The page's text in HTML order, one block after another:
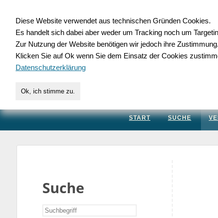
für Handwerk,
START SUCHE
Suche
Diese Website verwendet aus technischen Gründen Cookies.
Es handelt sich dabei aber weder um Tracking noch um
Zur Nutzung der Website benötigen wir jedoch ihre Zustimmung.
Klicken Sie auf Ok wenn Sie dem Einsatz der Cookies
Datenschutzerklärung
Ok, ich stimme zu.